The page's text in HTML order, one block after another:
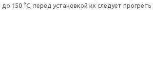
150 °С, перед установкой их следует